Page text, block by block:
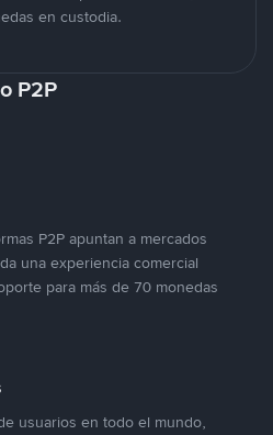
en custodia.
P2P
P2P apuntan a mercados
una experiencia comercial
para más de 70 monedas
usuarios en todo el mundo,